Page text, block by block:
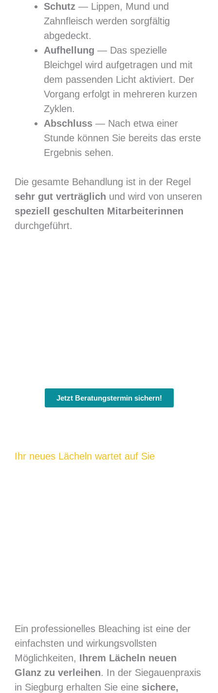
Schutz — Lippen, Mund und
Zahnfleisch werden sorgfältig
abgedeckt.
Aufhellung — Das spezielle
Bleichgel wird aufgetragen und mit
dem passenden Licht aktiviert. Der
Vorgang erfolgt in mehreren kurzen
Zyklen.
Abschluss — Nach etwa einer
Stunde können Sie bereits das erste
Ergebnis sehen.
Die gesamte Behandlung ist in der Regel
sehr gut verträglich und wird von unseren
speziell geschulten Mitarbeiterinnen
durchgeführt.
Jetzt Beratungstermin sichern!
Ihr neues Lächeln wartet auf Sie
Ein professionelles Bleaching ist eine der
einfachsten und wirkungsvollsten
Möglichkeiten, Ihrem Lächeln neuen
Glanz zu verleihen. In der Siegauenpraxis
in Siegburg erhalten Sie eine sichere,